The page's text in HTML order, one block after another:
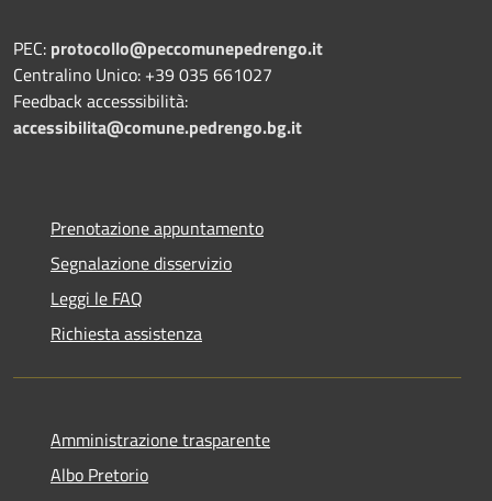
PEC: protocollo@peccomunepedrengo.it
Centralino Unico: +39 035 661027
Feedback accesssibilità:
accessibilita@comune.pedrengo.bg.it
Prenotazione appuntamento
Segnalazione disservizio
Leggi le FAQ
Richiesta assistenza
Amministrazione trasparente
Albo Pretorio